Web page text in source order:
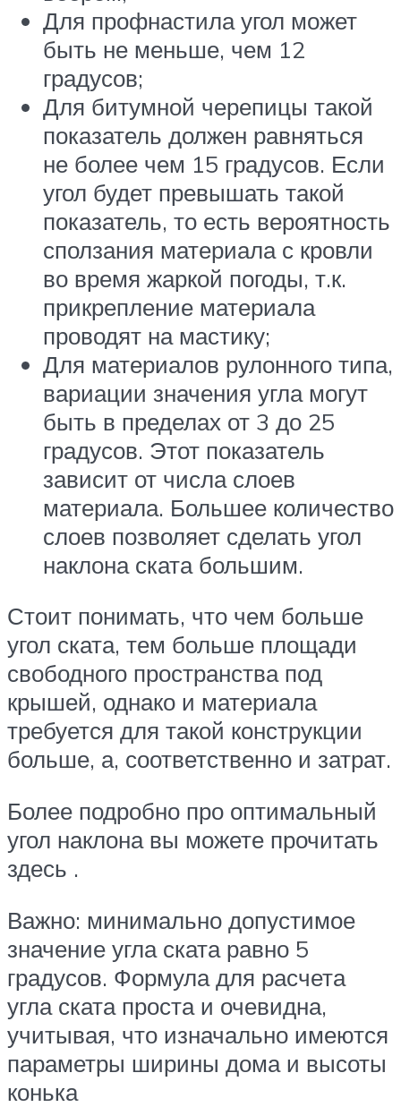
Для профнастила угол может
быть не меньше, чем 12
градусов;
Для битумной черепицы такой
показатель должен равняться
не более чем 15 градусов. Если
угол будет превышать такой
показатель, то есть вероятность
сползания материала с кровли
во время жаркой погоды, т.к.
прикрепление материала
проводят на мастику;
Для материалов рулонного типа,
вариации значения угла могут
быть в пределах от 3 до 25
градусов. Этот показатель
зависит от числа слоев
материала. Большее количество
слоев позволяет сделать угол
наклона ската большим.
Стоит понимать, что чем больше
угол ската, тем больше площади
свободного пространства под
крышей, однако и материала
требуется для такой конструкции
больше, а, соответственно и затрат.
Более подробно про оптимальный
угол наклона вы можете прочитать
здесь .
Важно: минимально допустимое
значение угла ската равно 5
градусов. Формула для расчета
угла ската проста и очевидна,
учитывая, что изначально имеются
параметры ширины дома и высоты
конька